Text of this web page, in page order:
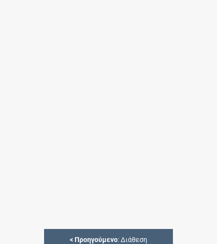
< Προηγούμενο: Διάθεση